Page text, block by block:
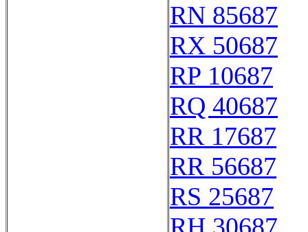
RN 85687
RX 50687
RP 10687
RQ 40687
RR 17687
RR 56687
RS 25687